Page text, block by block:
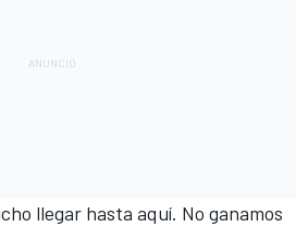
llegar hasta aquí. No ganamos